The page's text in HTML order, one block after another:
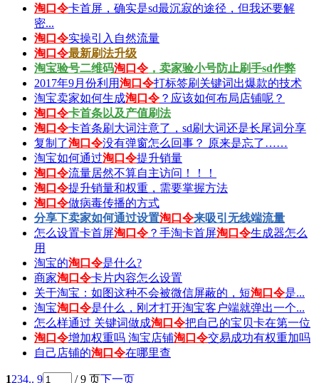
淘口令卡首屏，确实是sd最沉寂的途径，但我还要解
密...
淘口令实操引入自然流量
淘口令最新刷法升级
淘宝验号二维码淘口令 ，卖家验小号防止刷手sd作弊
2017年9月份利用淘口令打标签刷关键词出爆款的技术
淘宝卖家如何生成淘口令 ？应该如何布局店铺呢？
淘口令卡首条以及产值刷法
淘口令卡首条刷大词注意了，sd刷大词还是长尾词分享
复制了淘口令没有弹窗怎么回事？ 原来是忘了……
淘宝如何通过淘口令提升销量
淘口令流量居然不算自主访问！！！
淘口令提升销量和权重，需要掌握方法
淘口令做病毒传播的方式
分享下卖家如何通过设置淘口令来吸引无线端流量
怎么设置卡首屏淘口令 ？手淘卡首屏淘口令生成器怎么
用
淘宝的淘口令是什么?
商家淘口令卡片内容怎么设置
关于淘宝：如图这种不会被微信屏蔽的，短淘口令是...
淘宝淘口令是什么，刚才打开淘宝客户端就弹出一个...
怎么样通过 关键词做成淘口令把自己的宝贝卡在第一位
淘口令增加权重吗 淘宝店铺淘口令交易成功有权重加吗
自己店铺的淘口令在哪里查
1234.. 9 / 9 页下一页